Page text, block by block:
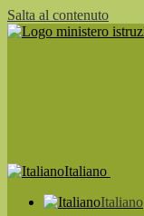
Salta al contenuto
Italiano
Italiano